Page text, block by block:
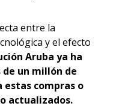
entre la
y el efecto
Aruba ya ha
un millón de
estas compras o
actualizados.